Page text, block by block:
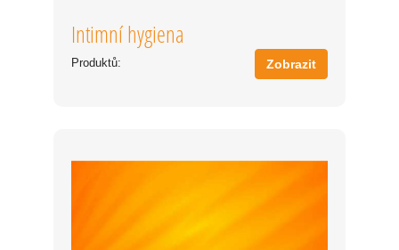
Intimní hygiena
Produktů: Zobrazit